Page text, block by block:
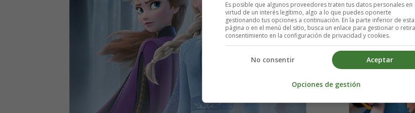
Es posible que algunos proveedores traten tus datos personales en
virtud de un interés legítimo, algo a lo que puedes oponerte
gestionando tus opciones a continuación. En la parte inferior de esta
página o en el menú del sitio, busca un enlace para gestionar o
consentimiento en la configuración de privacidad y cookies.
Aceptar
No consentir
Opciones de gestión